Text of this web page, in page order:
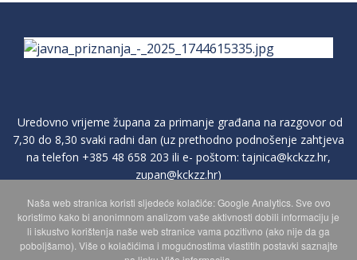
Uredovno vrijeme župana za primanje građana na razgovor od
7,30 do 8,30 svaki radni dan (uz prethodno podnošenje zahtjeva
na telefon +385 48 658 203 ili e- poštom:tajnica@kckzz.hr,
zupan@kckzz.hr)
POLITIKA ZAŠTITE PRIVATNOSTI OSOBNIH PODATAKA
Naša web stranica koristi sljedeće kolačiće: Google Analytics. Sve ovo
koristimo kako bi anonimnom analizom vaše aktivnosti dobili informaciju je
li iskustvo korištenja naše web stranice vama pozitivno (ako nije da ga
poboljšamo). Više o kolačićima i mogućnostima vlastitih postavki saznajte